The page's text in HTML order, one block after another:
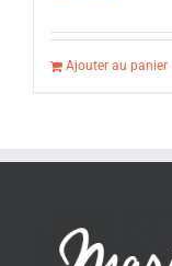
Ajouter au panier